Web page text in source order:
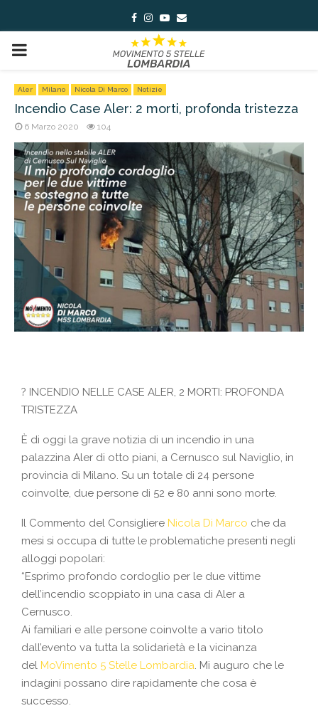
Facebook
Instagram
Youtube
Email
PRIMARY
MENU
Aler Milano Nicola Di Marco Notizie
Incendio Case Aler: 2 morti, profonda tristezza
6 Marzo 2020 104
? INCENDIO NELLE CASE ALER, 2 MORTI: PROFONDA
TRISTEZZA
È di oggi la grave notizia di un incendio in una
palazzina Aler di otto piani, a Cernusco sul Naviglio, in
provincia di Milano. Su un totale di 24 persone
coinvolte, due persone di 52 e 80 anni sono morte.
Il Commento del Consigliere Nicola Di Marco che da
mesi si occupa di tutte le problematiche presenti negli
alloggi popolari:
“Esprimo profondo cordoglio per le due vittime
dell’incendio scoppiato in una casa di Aler a
Cernusco.
Ai familiari e alle persone coinvolte a vario titolo
dall’evento va tutta la solidarietà e la vicinanza
del MoVimento 5 Stelle Lombardia. Mi auguro che le
indagini possano dire rapidamente che cosa è
successo.